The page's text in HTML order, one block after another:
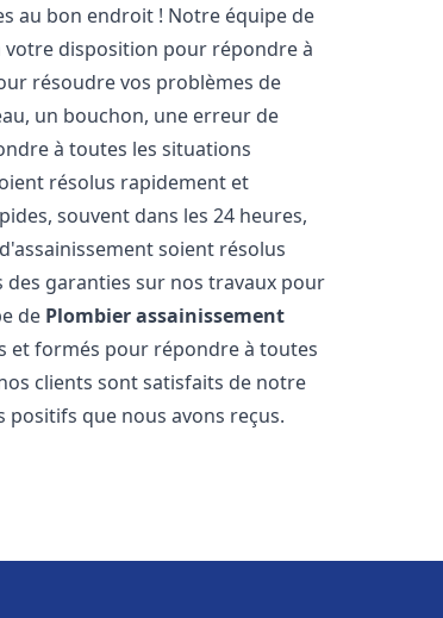
au bon endroit ! Notre équipe de
votre disposition pour répondre à
résoudre vos problèmes de
un bouchon, une erreur de
à toutes les situations
résolus rapidement et
souvent dans les 24 heures,
soient résolus
garanties sur nos travaux pour
de Plombier assainissement
et formés pour répondre à toutes
clients sont satisfaits de notre
que nous avons reçus.